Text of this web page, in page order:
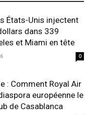
États-Unis injectent
dans 339
et Miami en tête
0
: Comment Royal Air
européenne le
de Casablanca